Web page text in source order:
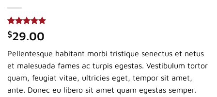
Bewertet
mit5.00
basierend
auf
2
Kundenbewertungen
$29.00
Pellentesque habitant morbi tristique senectus et netus
et malesuada fames ac turpis egestas. Vestibulum tortor
quam, feugiat vitae, ultricies eget, tempor sit amet,
ante. Donec eu libero sit amet quam egestas semper.